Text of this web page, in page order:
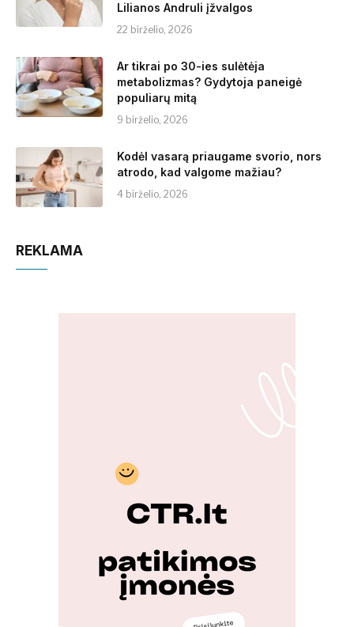
Lilianos Andruli įžvalgos
22 birželio, 2026
Ar tikrai po 30-ies sulėtėja
metabolizmas? Gydytoja paneigė
populiarų mitą
9 birželio, 2026
Kodėl vasarą priaugame svorio, nors
atrodo, kad valgome mažiau?
4 birželio, 2026
REKLAMA